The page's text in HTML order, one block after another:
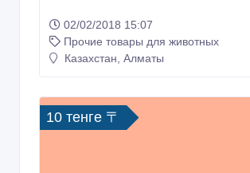
02/02/2018 15:07
Прочие товары для животных
Казахстан, Алматы
10 тенге 〒